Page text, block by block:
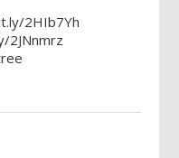
2HIb7Yh
2JNnmrz